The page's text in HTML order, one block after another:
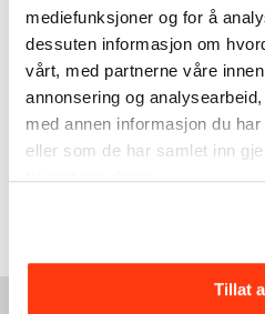
mediefunksjoner og for å
dessuten informasjon om
vårt, med partnerne våre
annonsering og
med annen informasjon du
eller som de har samlet inn
tjenestene deres.
Tillat
TILGJENGELIGHET
Inkluderende og tilgjengelige
Les